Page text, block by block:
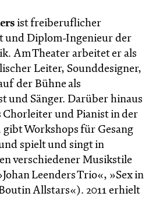
ist freiberuflicher
und Diplom-Ingenieur der
Am Theater arbeitet er als
Leiter, Sounddesigner,
der Bühne als
Sänger. Darüber hinaus
Chorleiter und Pianist in der
Workshops für Gesang
spielt und singt in
verschiedener Musikstile
Leenders Trio«, »Sex in
Allstars«). 2011 erhielt